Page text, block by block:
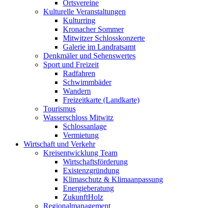
Ortsvereine
Kulturelle Veranstaltungen
Kulturring
Kronacher Sommer
Mitwitzer Schlosskonzerte
Galerie im Landratsamt
Denkmäler und Sehenswertes
Sport und Freizeit
Radfahren
Schwimmbäder
Wandern
Freizeitkarte (Landkarte)
Tourismus
Wasserschloss Mitwitz
Schlossanlage
Vermietung
Wirtschaft und Verkehr
Kreisentwicklung Team
Wirtschaftsförderung
Existenzgründung
Klimaschutz & Klimaanpassung
Energieberatung
ZukunftHolz
Regionalmanagement